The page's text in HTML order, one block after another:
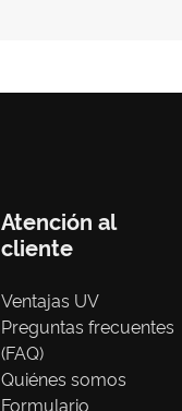
Atención al
cliente
Ventajas UV
Preguntas frecuentes
(FAQ)
Quiénes somos
Formulario